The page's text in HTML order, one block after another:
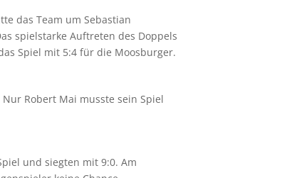
das Team um Sebastian
spielstarke Auftreten des Doppels
Spiel mit 5:4 für die Moosburger.
Robert Mai musste sein Spiel
und siegten mit 9:0. Am